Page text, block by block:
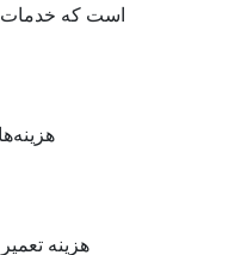
است که خدمات
هزینه